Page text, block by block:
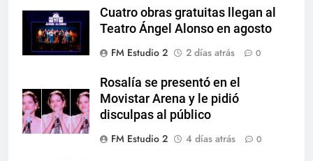
Cuatro obras gratuitas llegan al
Teatro Ángel Alonso en agosto
FM Estudio 2
2 días atrás 0
Rosalía se presentó en el
Movistar Arena y le pidió
disculpas al público
FM Estudio 2
4 días atrás 0